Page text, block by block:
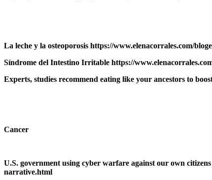
La leche y la osteoporosis https://www.elenacorrales.com/
Síndrome del Intestino Irritable https://
Experts, studies recommend eating like your ancestors to
Cancer
U.S. government using cyber warfare against our own
narrative.html